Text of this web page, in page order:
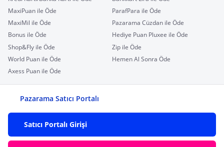
MaxiPuan ile Öde
ParafPara ile Öde
MaxiMil ile Öde
Pazarama Cüzdan ile Öde
Bonus ile Öde
Hediye Puan Pluxee ile Öde
Shop&Fly ile Öde
Zip ile Öde
World Puan ile Öde
Hemen Al Sonra Öde
Axess Puan ile Öde
Pazarama Satıcı Portalı
Satıcı Portalı Girişi